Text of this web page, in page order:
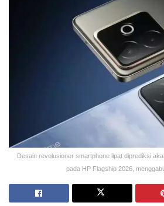
Desain revolusioner smartphone lipat diprediksi
pada HP Flagship 2026,